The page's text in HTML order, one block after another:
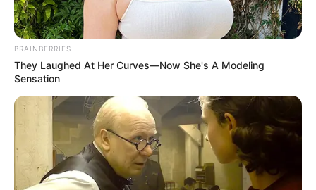
BRAINBERRIES
They Laughed At Her Curves—Now She's A Modeling
Sensation